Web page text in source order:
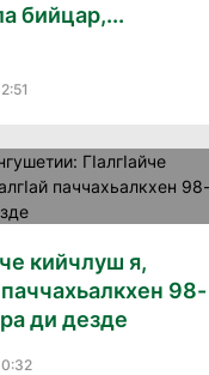
бийцар,...
кийчлуш я,
паччахьалкхен 98-
ди дезде